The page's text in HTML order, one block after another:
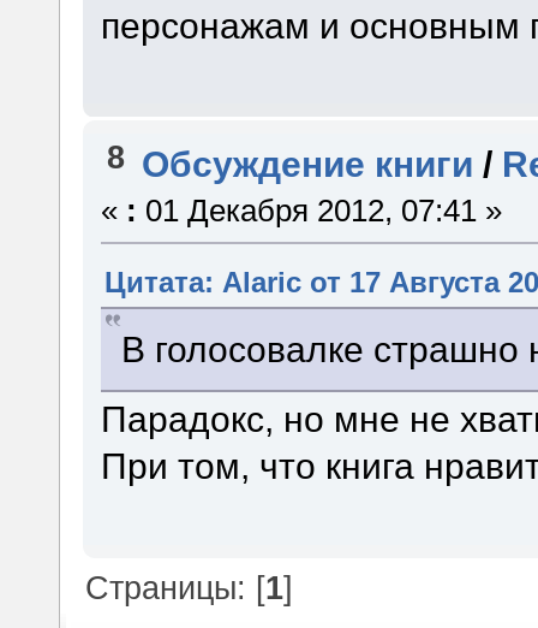
персонажам и основным
8 Обсуждение книги /
« : 01 Декабря 2012, 07:41 »
Цитата: Alaric от 17 Августа
В голосовалке страшно
Парадокс, но мне не
При том, что книга
Страницы: [1]